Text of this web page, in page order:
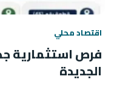
اقتصاد محلي
فرص استثمارية
الجديدة